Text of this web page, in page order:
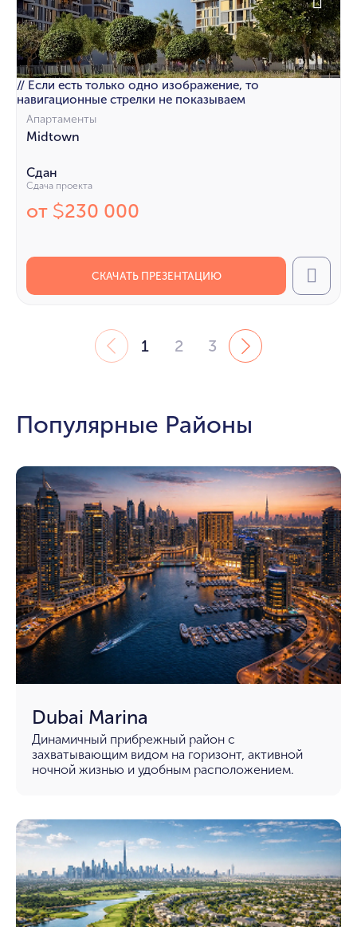
// Если есть только одно изображение, то
навигационные стрелки не показываем
Апартаменты
Midtown
Сдан
Сдача проекта
от $230 000
СКАЧАТЬ ПРЕЗЕНТАЦИЮ Call
1 2 3
Популярные Районы
Dubai Marina
Динамичный прибрежный район с
захватывающим видом на горизонт, активной
ночной жизнью и удобным расположением.